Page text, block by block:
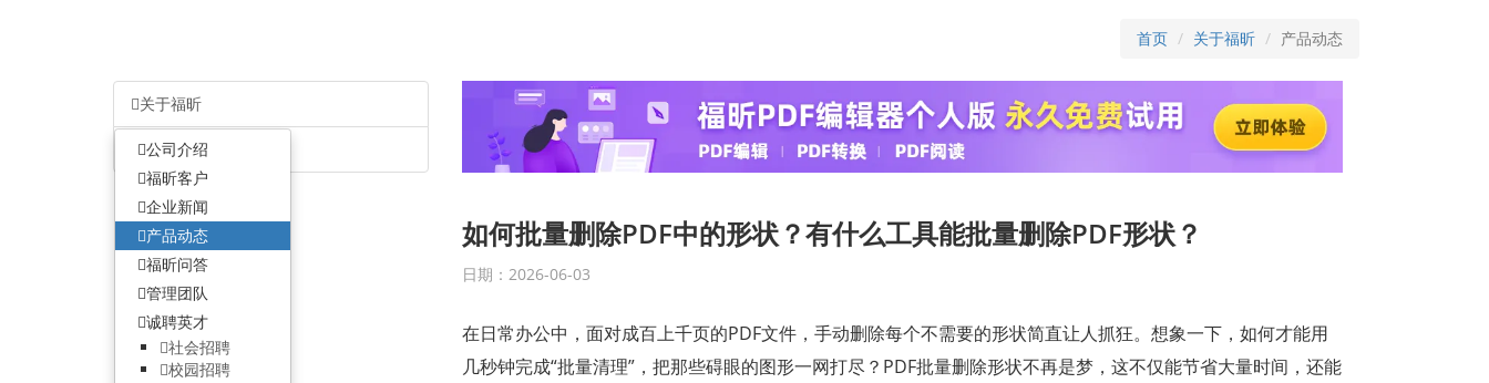
首页 关于福昕 产品动态
关于福昕
公司介绍
福昕客户
企业新闻
产品动态
福昕问答
管理团队
诚聘英才
社会招聘
校园招聘
客户服务
如何批量删除PDF中的形状？有什么工具能批量删除PDF形状？
日期：2026-06-03
在日常办公中，面对成百上千页的PDF文件，手动删除每个不需要的形状简直让人抓狂。想象一下，如何才能用
几秒钟完成“批量清理”，把那些碍眼的图形一网打尽？PDF批量删除形状不再是梦，这不仅能节省大量时间，还能